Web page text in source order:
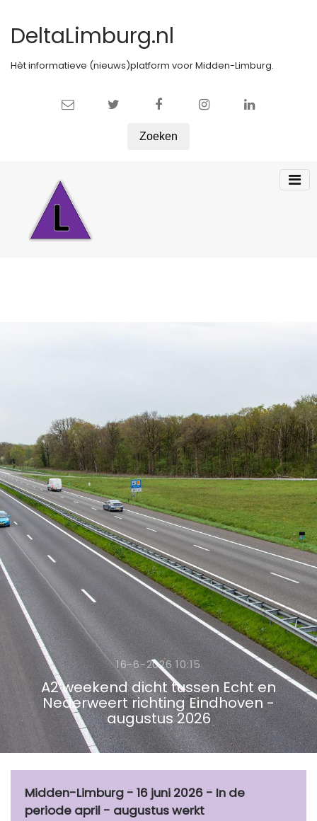
DeltaLimburg.nl
Hèt informatieve (nieuws)platform voor Midden-Limburg.
Zoeken
16-6-2026 10:15
A2 weekend dicht tussen Echt en
Nederweert richting Eindhoven -
augustus 2026
Midden-Limburg - 16 juni 2026 - In de
periode april - augustus werkt